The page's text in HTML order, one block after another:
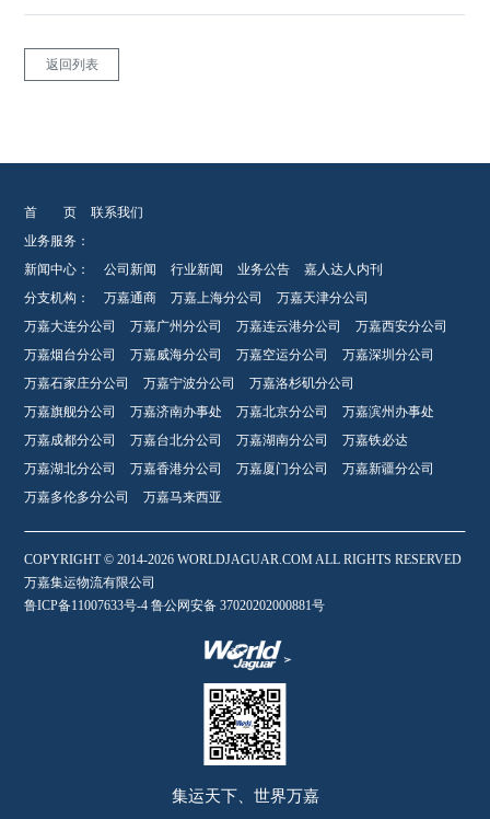
返回列表
首 页
联系我们
业务服务：
新闻中心：
公司新闻 行业新闻 业务公告
嘉人达人内刊
分支机构：
万嘉通商 万嘉上海分公司
万嘉天津分公司
万嘉大连分公司
万嘉广州分公司 万嘉连云港分公司
万嘉西安分公司
万嘉烟台分公司
万嘉威海分公司 万嘉空运分公司
万嘉深圳分公司
万嘉石家庄分公司
万嘉宁波分公司
万嘉洛杉矶分公司
万嘉旗舰分公司
万嘉济南办事处 万嘉北京分公司
万嘉滨州办事处
万嘉成都分公司
万嘉台北分公司 万嘉湖南分公司
万嘉铁必达
万嘉湖北分公司
万嘉香港分公司 万嘉厦门分公司
万嘉新疆分公司
万嘉多伦多分公司
万嘉马来西亚
COPYRIGHT © 2014-2026 WORLDJAGUAR.COM ALL RIGHTS RESERVED
万嘉集运物流有限公司
鲁ICP备11007633号-4 鲁公网安备 37020202000881号
集运天下、世界万嘉